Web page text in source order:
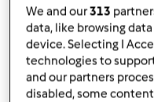
ingredienti
120g riso
10
gburro
120gmele golden
200g radicchio
We and our313
data, like browsing
device. Selecting I
technologies to
and our partners
disabled, some